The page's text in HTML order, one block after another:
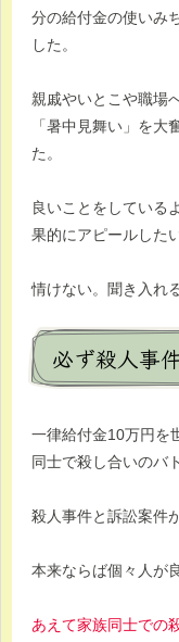
分の給付金の使いみ
した。
親戚やいとこや職場
「暑中見舞い」を大
た。
良いことをしている
果的にアピールした
情けない。聞き入れ
必ず殺人事
一律給付金10万円を
同士で殺し合いのバ
殺人事件と訴訟案件
本来ならば個々人が
あえて家族同士での